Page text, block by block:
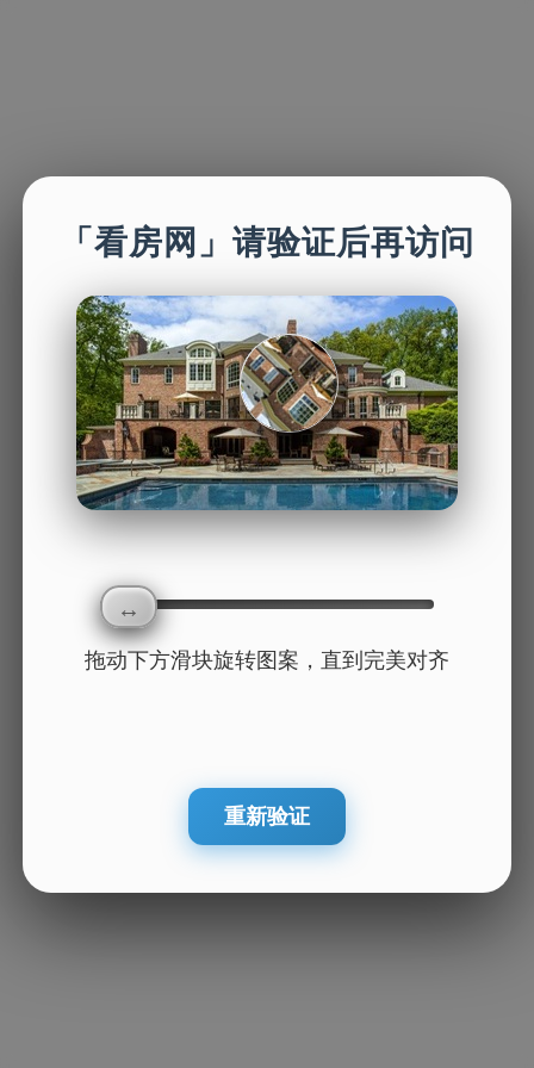
「看房网」请验证后再访问
拖动下方滑块旋转图案，直到完美对齐
重新验证